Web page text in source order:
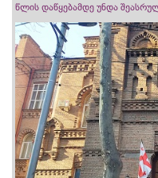
წლის დაწყებამდე უნდა